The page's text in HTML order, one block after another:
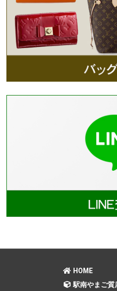
HOME
駅南やまご質